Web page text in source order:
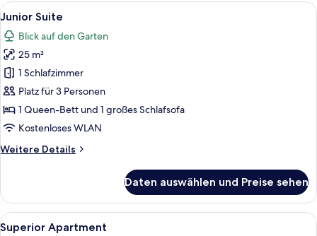
Alle
Fotos
für
Junior
Suite
anzeigen
Ein modernes Schlafzimmer mit
12
Junior Suite
Blick auf den Garten
25 m²
1 Schlafzimmer
Platz für 3 Personen
1 Queen-Bett und 1 großes Schlafsofa
Kostenloses WLAN
Weitere Details
Weitere
Suite
Daten auswählen und Preise sehen
Alle
Ein modernes Wohnzimmer mit
12
Superior Apartment